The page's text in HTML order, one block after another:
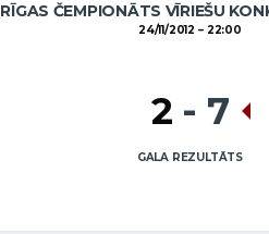
RĪGAS ČEMPIONĀTS VĪRIEŠU
24/11/2012 22:00
2 - 7
GALA REZULTĀTS